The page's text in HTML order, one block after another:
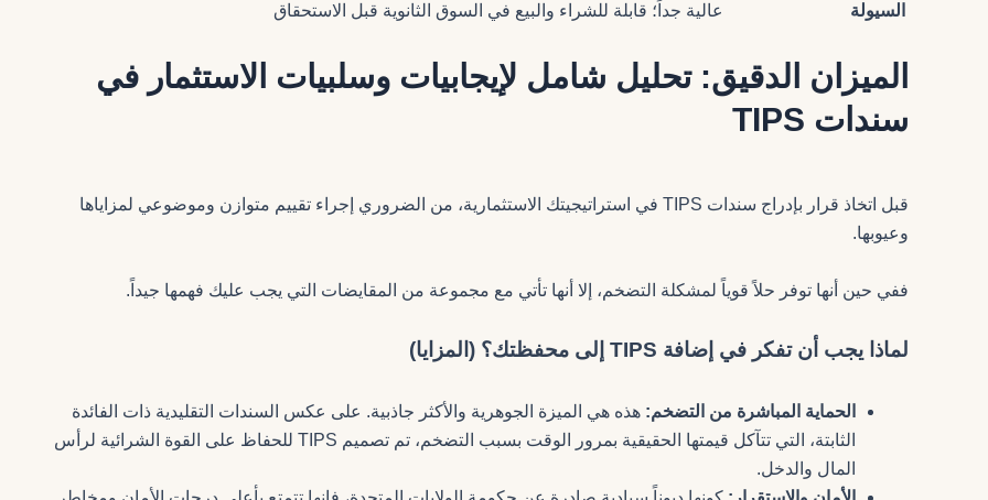
السيولة
عالية جداً؛ قابلة للشراء والبيع في السوق الثانوية قبل الاستحقاق
الميزان الدقيق: تحليل شامل لإيجابيات وسلبيات الاستثمار في
سندات TIPS
قبل اتخاذ قرار بإدراج سندات TIPS في استراتيجيتك الاستثمارية، من الضروري إجراء تقييم متوازن وموضوعي لمزاياها
وعيوبها.
ففي حين أنها توفر حلاً قوياً لمشكلة التضخم، إلا أنها تأتي مع مجموعة من المقايضات التي يجب عليك فهمها جيداً.
لماذا يجب أن تفكر في إضافة TIPS إلى محفظتك؟ (المزايا)
الحماية المباشرة من التضخم: هذه هي الميزة الجوهرية والأكثر جاذبية. على عكس السندات التقليدية ذات الفائدة
الثابتة، التي تتآكل قيمتها الحقيقية بمرور الوقت بسبب التضخم، تم تصميم TIPS للحفاظ على القوة الشرائية لرأس
المال والدخل.